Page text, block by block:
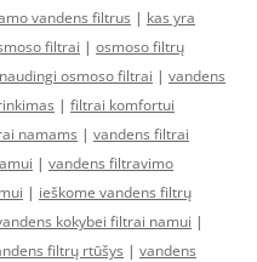
vandens filtrus | kas yra
filtrai | osmoso filtrų
osmoso filtrai | vandens
| filtrai komfortui
namams | vandens filtrai
| vandens filtravimo
| ieškome vandens filtrų
kokybei filtrai namui |
filtrų rtūšys | vandens